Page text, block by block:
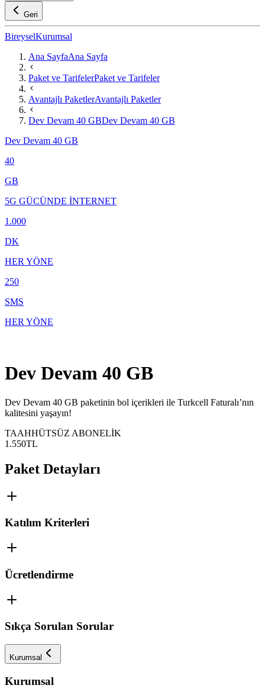
Geri
BireyselKurumsal
Ana SayfaAna Sayfa
Paket ve TarifelerPaket ve Tarifeler
Avantajlı PaketlerAvantajlı Paketler
Dev Devam 40 GBDev Devam 40 GB
Dev Devam 40 GB
40
GB
5G GÜCÜNDE İNTERNET
1.000
DK
HER YÖNE
250
SMS
HER YÖNE
Dev Devam 40 GB
​​Dev Devam 40 GB paketinin bol içerikleri ile Turkcell Faturalı’nın
kalitesini yaşayın!​
TAAHHÜTSÜZ ABONELİK
1.550TL
Paket Detayları
Katılım Kriterleri
Ücretlendirme
Sıkça Sorulan Sorular
Kurumsal
Kurumsal